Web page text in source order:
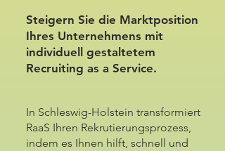
Steigern Sie die Marktposition
Ihres Unternehmens mit
individuell gestaltetem
Recruiting as a Service.
In Schleswig-Holstein transformiert
RaaS Ihren Rekrutierungsprozess,
indem es Ihnen hilft, schnell und